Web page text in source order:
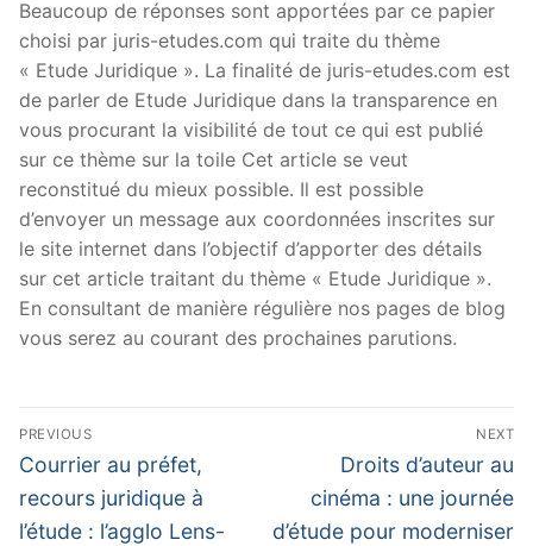
Beaucoup de réponses sont apportées par ce papier
choisi par juris-etudes.com qui traite du thème
« Etude Juridique ». La finalité de juris-etudes.com est
de parler de Etude Juridique dans la transparence en
vous procurant la visibilité de tout ce qui est publié
sur ce thème sur la toile Cet article se veut
reconstitué du mieux possible. Il est possible
d’envoyer un message aux coordonnées inscrites sur
le site internet dans l’objectif d’apporter des détails
sur cet article traitant du thème « Etude Juridique ».
En consultant de manière régulière nos pages de blog
vous serez au courant des prochaines parutions.
Navigation
de
l’article
PREVIOUS
Previous
post:
Courrier au préfet,
recours juridique à
l’étude : l’agglo Lens-
NEXT
Next
post:
Droits d’auteur au
cinéma : une journée
d’étude pour moderniser